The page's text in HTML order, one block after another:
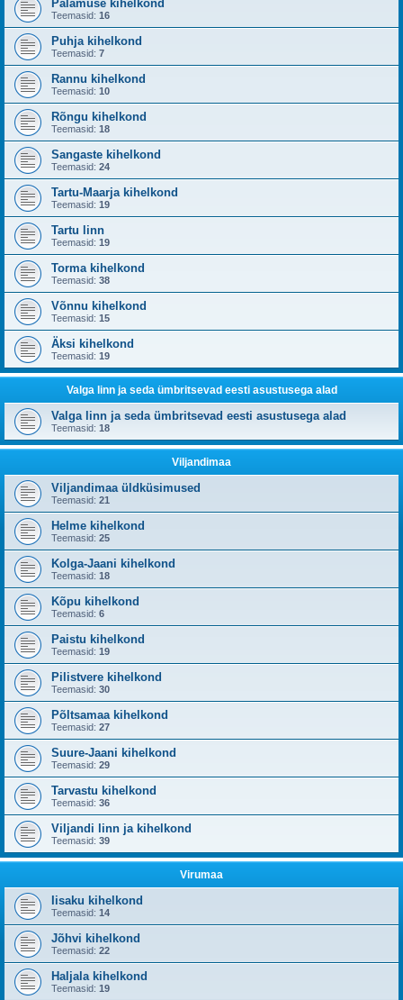
Palamuse kihelkond
Teemasid: 16
Puhja kihelkond
Teemasid: 7
Rannu kihelkond
Teemasid: 10
Rõngu kihelkond
Teemasid: 18
Sangaste kihelkond
Teemasid: 24
Tartu-Maarja kihelkond
Teemasid: 19
Tartu linn
Teemasid: 19
Torma kihelkond
Teemasid: 38
Võnnu kihelkond
Teemasid: 15
Äksi kihelkond
Teemasid: 19
Valga linn ja seda ümbritsevad eesti asustusega alad
Valga linn ja seda ümbritsevad eesti asustusega alad
Teemasid: 18
Viljandimaa
Viljandimaa üldküsimused
Teemasid: 21
Helme kihelkond
Teemasid: 25
Kolga-Jaani kihelkond
Teemasid: 18
Kõpu kihelkond
Teemasid: 6
Paistu kihelkond
Teemasid: 19
Pilistvere kihelkond
Teemasid: 30
Põltsamaa kihelkond
Teemasid: 27
Suure-Jaani kihelkond
Teemasid: 29
Tarvastu kihelkond
Teemasid: 36
Viljandi linn ja kihelkond
Teemasid: 39
Virumaa
Iisaku kihelkond
Teemasid: 14
Jõhvi kihelkond
Teemasid: 22
Haljala kihelkond
Teemasid: 19